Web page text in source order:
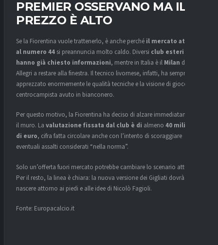
PREMIER OSSERVANO MA IL
PREZZO È ALTO
Se la Fiorentina vuole trattenerlo, è anche perché il mercato attorno
al numero 44 si preannuncia molto caldo. Diversi club esteri
hanno già chiesto informazioni, mentre in Italia è il Milan di Max
Allegri a restare alla finestra. Il tecnico livornese, infatti, ha sempre
apprezzato enormemente le qualità tecniche e la visione di gioco del
centrocampista avuto in bianconero.
Per questo motivo, la Fiorentina ha deciso di alzare immediatamente
il muro. La valutazione fissata dal club è di almeno 40 milioni
di euro, cifra fatta circolare anche con l’intento di scoraggiare
eventuali assalti considerati “nella norma”.
Solo un’offerta fuori mercato potrebbe cambiare lo scenario attuale.
Per il resto, la linea è chiara: la nuova versione dei Gigliati dovrà
nascere attorno ai piedi e alle idee di Nicolò Fagioli.
Fonte: Europacalcio.it